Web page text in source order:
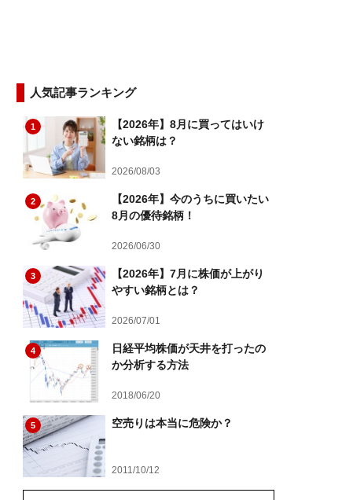
人気記事ランキング
1
【2026年】8月に買ってはいけ
ない銘柄は？
2026/08/03
2
【2026年】今のうちに買いたい
8月の優待銘柄！
2026/06/30
3
【2026年】7月に株価が上がり
やすい銘柄とは？
2026/07/01
4
日経平均株価が天井を打ったの
か分析する方法
2018/06/20
5 空売りは本当に危険か？
2011/10/12